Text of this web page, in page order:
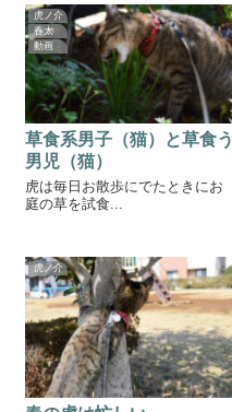
虎ノ介
春太
動画
草食系男子（猫）と草食う
男児（猫）
虎は毎日お散歩にでたときにお
庭の草を試食...
虎ノ介